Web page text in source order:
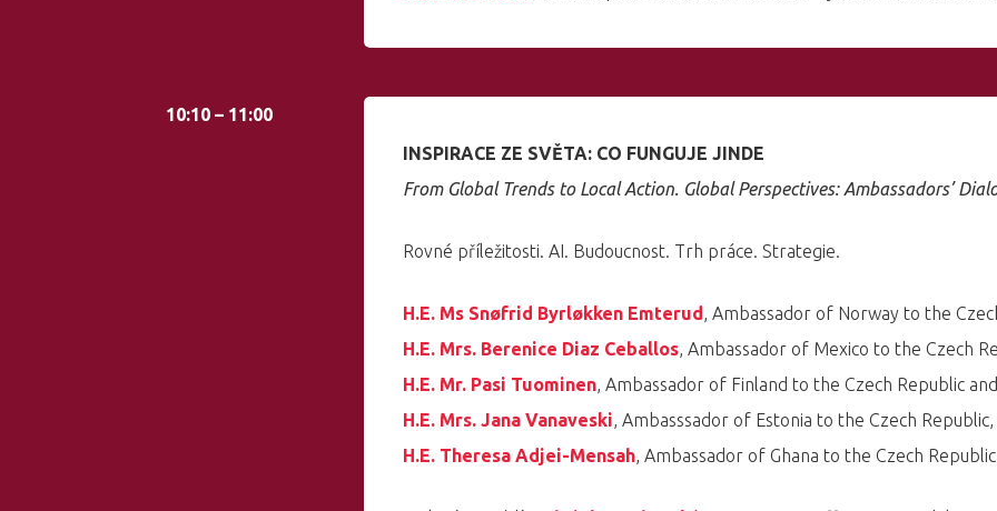
10:10 – 11:00
INSPIRACE ZE SVĚTA: CO FUNGUJE JINDE
From Global Trends to Local Action. Global Perspectives: Ambassadors’
Rovné příležitosti. AI. Budoucnost. Trh práce. Strategie.
H.E. Ms Snøfrid Byrløkken Emterud, Ambassador of Norway to the
H.E. Mrs. Berenice Diaz Ceballos, Ambassador of Mexico to the Czech
H.E. Mr. Pasi Tuominen, Ambassador of Finland to the Czech Republic
H.E. Mrs. Jana Vanaveski, Ambasssador of Estonia to the Czech
H.E. Theresa Adjei-Mensah, Ambassador of Ghana to the Czech Republic